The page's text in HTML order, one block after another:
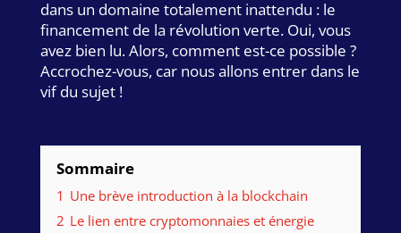
dans un domaine totalement inattendu : le
financement de la révolution verte. Oui, vous
avez bien lu. Alors, comment est-ce possible ?
Accrochez-vous, car nous allons entrer dans le
vif du sujet !
Sommaire
1 Une brève introduction à la blockchain
2 Le lien entre cryptomonnaies et énergie